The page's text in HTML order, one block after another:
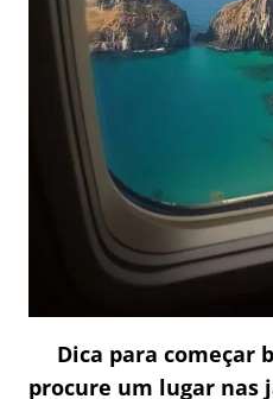
Dica para começar
procure um lugar nas